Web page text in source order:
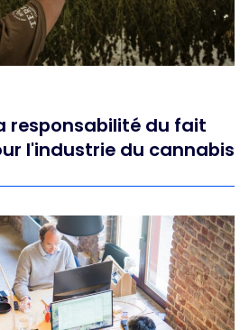
responsabilité du fait
l'industrie du cannabis